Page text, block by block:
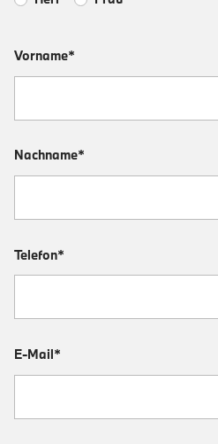
Vorname*
Nachname*
Telefon*
E-Mail*